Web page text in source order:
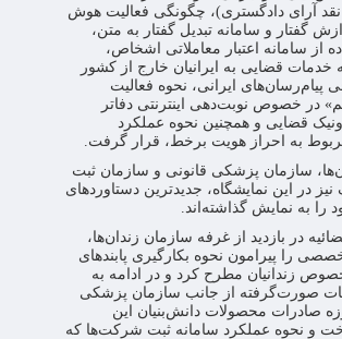
نقد آرای دادگستری)، چگونگی فعالیت هوش
گفتار و سامانه تبدیل گفتار به متن،
از سامانه اعتبار معاملاتی اشخاص،
خدمات قضایی به ایرانیان خارج از کشور
پیام‌رسان‌های ایرانی، نحوه فعالیت
در خصوص نوبت‌دهی اینترنتی دفاتر
قضایی و همچنین نحوه عملکرد
به احراز هویت برخط، قرار گرفت.
سازمان پزشکی قانونی و سازمان ثبت
نیز در این نمایشگاه، جدیدترین دستاوردهای
را به نمایش گذاشته‌اند.
در بازدید از غرفه‌ سازمان زندان‌ها،
را پیرامون نحوه بکارگیری پابندهای
زندانیان مطرح کرد و در ادامه به
صورت‌گرفته از جانب سازمان پزشکی
صادرات محصولات دانش‌بنیان‌ این
و نحوه عملکرد سامانه ثبت شرکت‌ها که